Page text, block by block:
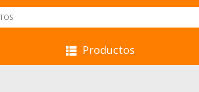
Productos